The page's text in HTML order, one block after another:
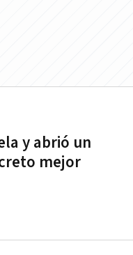
y abrió un
mejor